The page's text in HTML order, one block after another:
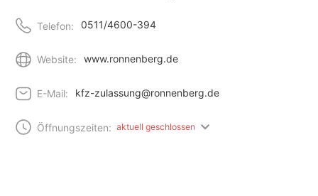
Telefon: 0511/4600-394
Website: www.ronnenberg.de
E-Mail: kfz-zulassung@ronnenberg.de
Öffnungszeiten: aktuell geschlossen